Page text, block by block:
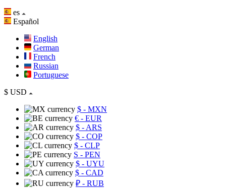
es
Español
English
German
French
Russian
Portuguese
$ USD
$ - MXN
€ - EUR
$ - ARS
$ - COP
$ - CLP
S - PEN
$ - UYU
$ - CAD
₽ - RUB